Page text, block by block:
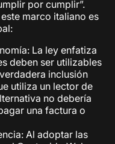
por cumplir”.
marco italiano es
La ley enfatiza
deben ser utilizables
inclusión
utiliza un lector de
no debería
una factura o
Al adoptar las